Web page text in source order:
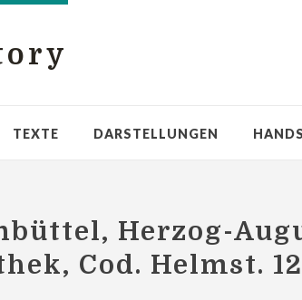
TEXTE DARSTELLUNGEN
Herzog-
Cod. Helmst.